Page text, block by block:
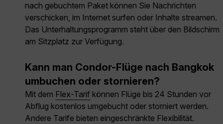
nach gebuchtem Paket können Sie Nachrichten
verschicken, im Internet surfen oder Inhalte streamen.
Das Unterhaltungsprogramm steht über den Bildschirm
am Sitzplatz zur Verfügung.
Kann man Condor-Flüge nach Bangkok
umbuchen oder stornieren?
Mit dem Flex-Tarif können Flüge bis 24 Stunden vor
Abflug kostenlos umgebucht oder storniert werden.
Andere Tarife bieten eingeschränkte Flexibilität.